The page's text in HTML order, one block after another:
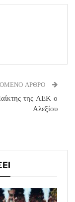
ΑΡΘΡΟ
της ΑΕΚ ο
Αλεξίου